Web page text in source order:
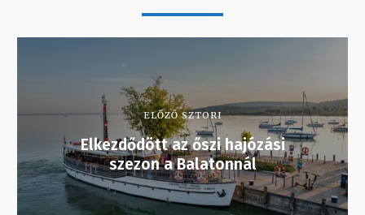
ELŐZŐ SZTORI
Elkezdődött az őszi hajózási
szezon a Balatonnál